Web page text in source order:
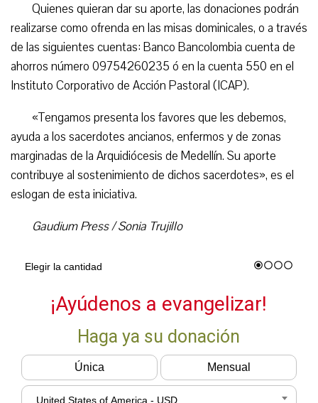
Quienes quieran dar su aporte, las donaciones podrán
realizarse como ofrenda en las misas dominicales, o a través
de las siguientes cuentas: Banco Bancolombia cuenta de
ahorros número 09754260235 ó en la cuenta 550 en el
Instituto Corporativo de Acción Pastoral (ICAP).
«Tengamos presenta los favores que les debemos,
ayuda a los sacerdotes ancianos, enfermos y de zonas
marginadas de la Arquidiócesis de Medellín. Su aporte
contribuye al sostenimiento de dichos sacerdotes», es el
eslogan de esta iniciativa.
Gaudium Press / Sonia Trujillo